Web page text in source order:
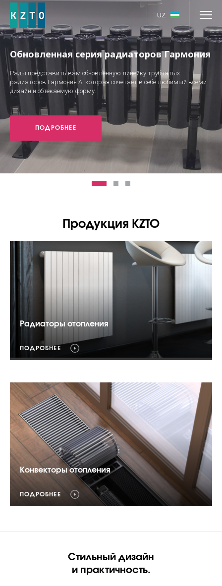
UZ
Обновленная серия радиаторов Гармония
Рады представить вам обновлённую линейку трубчатых
радиаторов Гармония А, которая сочетает в себе любимый всеми
дизайн и обтекаемую форму.
ПОДРОБНЕЕ
Продукция KZTO
Радиаторы отопления
ПОДРОБНЕЕ
Конвекторы отопления
ПОДРОБНЕЕ
Стильный дизайн
и практичность.